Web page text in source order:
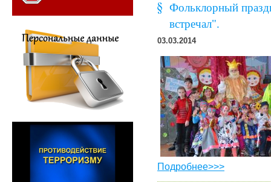
Фольклорный
встречал".
03.03.2014
Подробнее>>>